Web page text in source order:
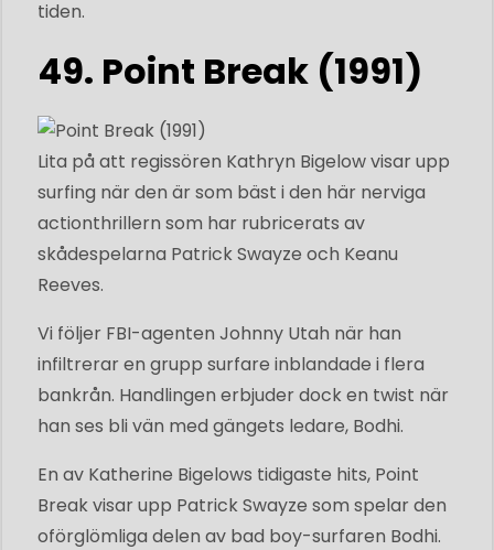
tiden.
49. Point Break (1991)
Lita på att regissören Kathryn Bigelow visar upp
surfing när den är som bäst i den här nerviga
actionthrillern som har rubricerats av
skådespelarna Patrick Swayze och Keanu
Reeves.
Vi följer FBI-agenten Johnny Utah när han
infiltrerar en grupp surfare inblandade i flera
bankrån. Handlingen erbjuder dock en twist när
han ses bli vän med gängets ledare, Bodhi.
En av Katherine Bigelows tidigaste hits, Point
Break visar upp Patrick Swayze som spelar den
oförglömliga delen av bad boy-surfaren Bodhi.